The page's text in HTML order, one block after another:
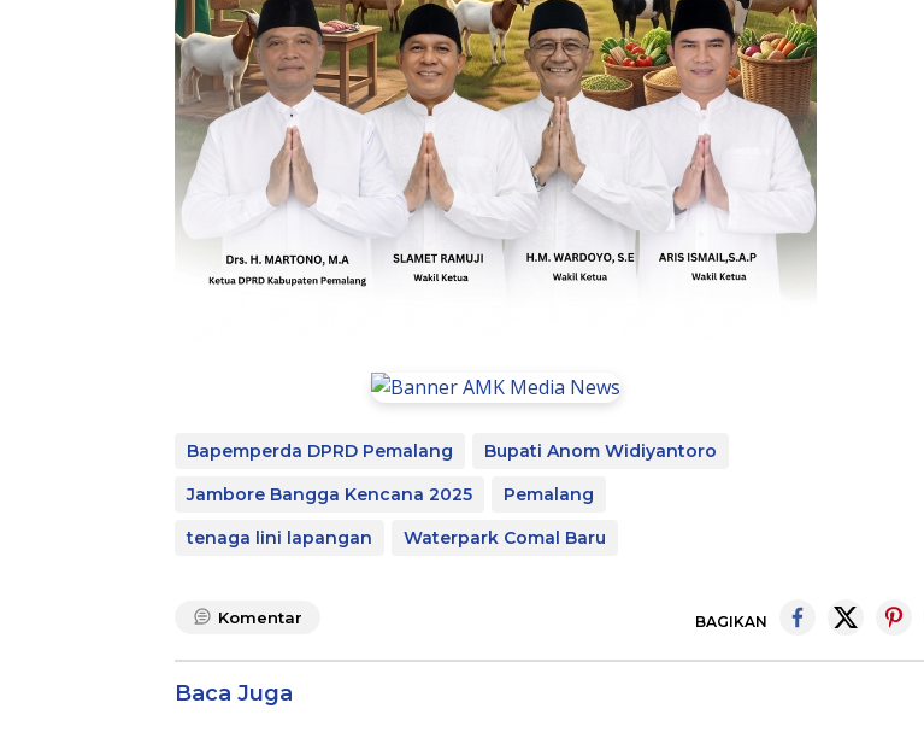
Bapemperda DPRD Pemalang
Bupati Anom Widiyantoro
Jambore Bangga Kencana 2025
Pemalang
tenaga lini lapangan
Waterpark Comal Baru
Komentar BAGIKAN
Baca Juga